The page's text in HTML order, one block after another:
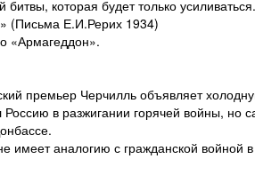
которая будет только
(Письма Е.И.Рерих 1934)
«Армагеддон».
премьер Черчилль объявляет
в разжигании горячей войны, но
аналогию с гражданской войной